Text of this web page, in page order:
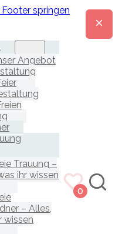
springen
Angebot
Trauung –
ihr wissen
– Alles,
wissen
0